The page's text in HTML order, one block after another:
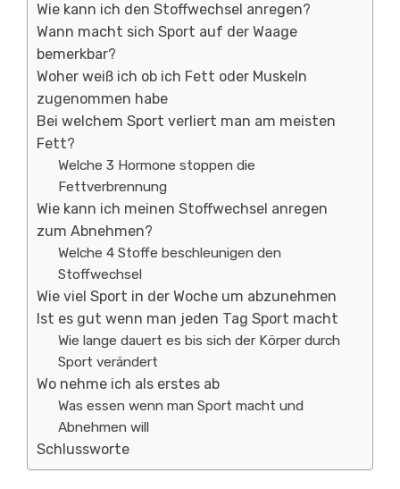
Wie kann ich den Stoffwechsel anregen?
Wann macht sich Sport auf der Waage
bemerkbar?
Woher weiß ich ob ich Fett oder Muskeln
zugenommen habe
Bei welchem Sport verliert man am meisten
Fett?
Welche 3 Hormone stoppen die
Fettverbrennung
Wie kann ich meinen Stoffwechsel anregen
zum Abnehmen?
Welche 4 Stoffe beschleunigen den
Stoffwechsel
Wie viel Sport in der Woche um abzunehmen
Ist es gut wenn man jeden Tag Sport macht
Wie lange dauert es bis sich der Körper durch
Sport verändert
Wo nehme ich als erstes ab
Was essen wenn man Sport macht und
Abnehmen will
Schlussworte